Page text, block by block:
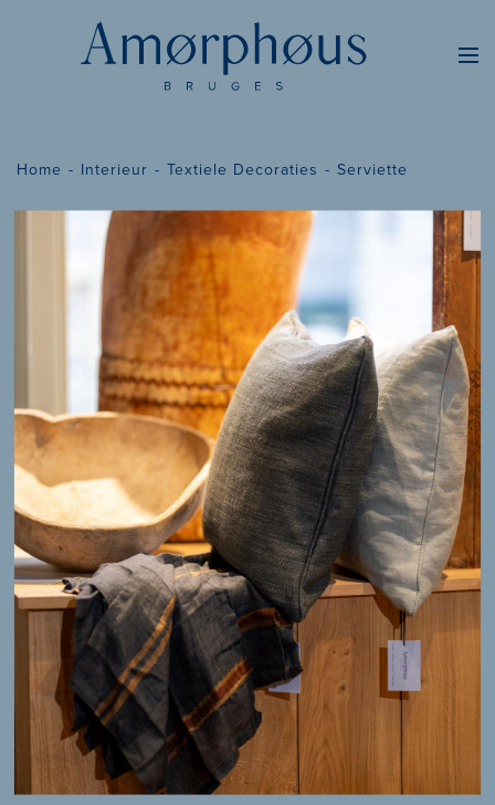
Home Interieur Textiele Decoraties Serviette